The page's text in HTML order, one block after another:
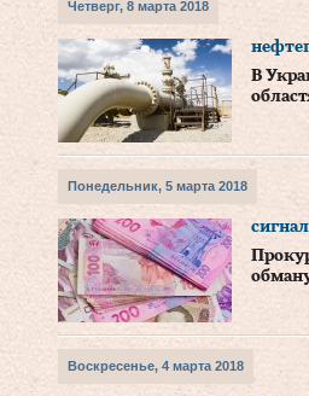
Четверг, 8 марта 2018
В
Понедельник, 5 марта 2018
Воскресенье, 4 марта 2018